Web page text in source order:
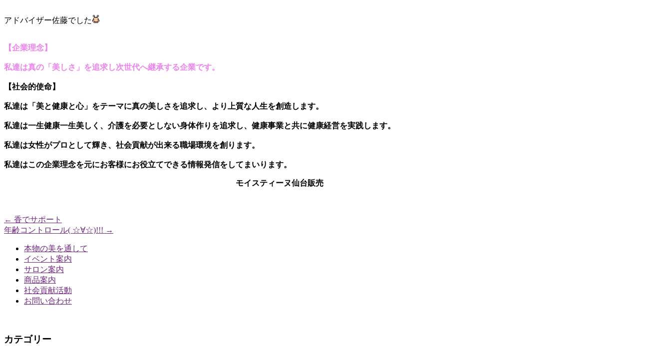
アドバイザー佐藤でした
【企業理念】
私達は真の「美しさ」を追求し次世代へ継承する企業です。
【社会的使命】
私達は「美と健康と心」をテーマに真の美しさを追求し、 より上質な人生を創造します。
私達は一生健康一生美しく、 介護を必要としない身体作りを追求し、健康事業と共に健康経営を実践します。
私達は女性がプロとして輝き、社会貢献が出来る職場環境を創ります。
私達はこの企業理念を元にお客様にお役立てできる情報発信をしてまいります。
モイスティーヌ仙台販売
← 香でサポート
年齢コントロール( ☆∀☆)!!! →
本物の美を通して
イベント案内
サロン案内
商品案内
社会貢献活動
お問い合わせ
カテゴリー